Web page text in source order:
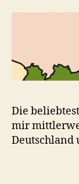
Die
mir
Deutschland